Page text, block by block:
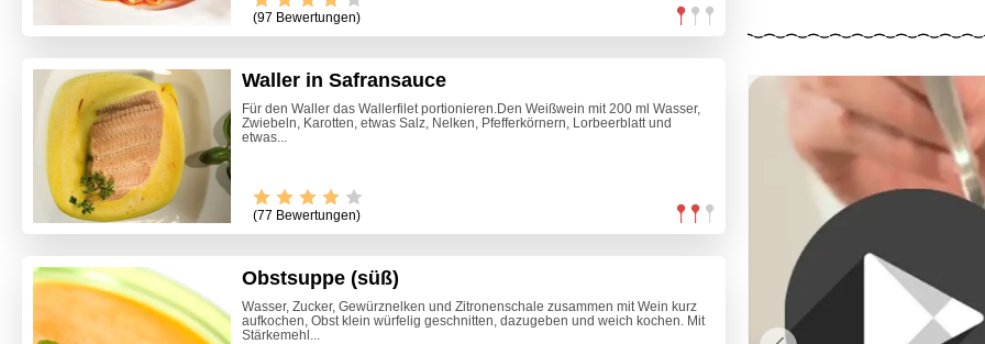
(97 Bewertungen)
Waller in Safransauce
Für den Waller das Wallerfilet portionieren.Den Weißwein mit 200 ml Wasser,
Zwiebeln, Karotten, etwas Salz, Nelken, Pfefferkörnern, Lorbeerblatt und
etwas...
(77 Bewertungen)
Obstsuppe (süß)
Wasser, Zucker, Gewürznelken und Zitronenschale zusammen mit Wein kurz
aufkochen, Obst klein würfelig geschnitten, dazugeben und weich kochen. Mit
Stärkemehl...